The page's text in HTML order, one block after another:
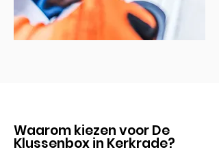
Waarom kiezen voor De
Klussenbox in Kerkrade?